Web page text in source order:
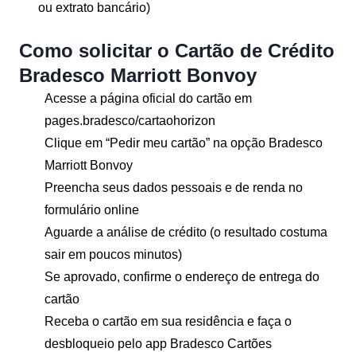
ou extrato bancário)
Como solicitar o Cartão de Crédito
Bradesco Marriott Bonvoy
Acesse a página oficial do cartão em
pages.bradesco/cartaohorizon
Clique em “Pedir meu cartão” na opção Bradesco
Marriott Bonvoy
Preencha seus dados pessoais e de renda no
formulário online
Aguarde a análise de crédito (o resultado costuma
sair em poucos minutos)
Se aprovado, confirme o endereço de entrega do
cartão
Receba o cartão em sua residência e faça o
desbloqueio pelo app Bradesco Cartões